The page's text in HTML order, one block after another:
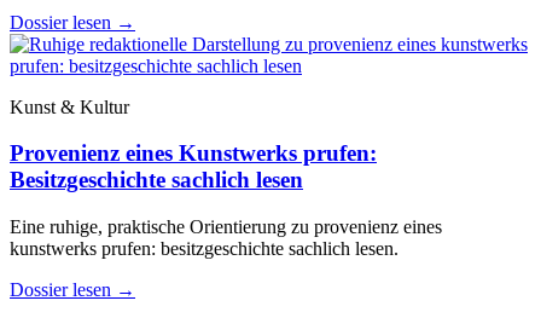
Dossier lesen →
Kunst & Kultur
Provenienz eines Kunstwerks prufen:
Besitzgeschichte sachlich lesen
Eine ruhige, praktische Orientierung zu provenienz eines
kunstwerks prufen: besitzgeschichte sachlich lesen.
Dossier lesen →